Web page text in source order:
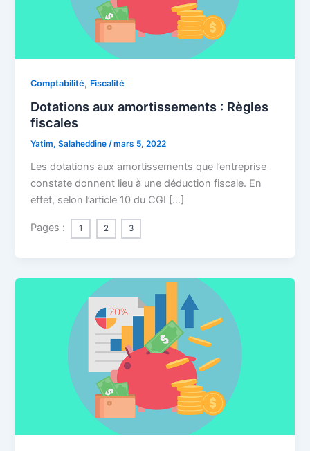
Comptabilité, Fiscalité
Dotations aux amortissements : Règles
fiscales
Yatim, Salaheddine/mars 5, 2022
Les dotations aux amortissements que l’entreprise
constate donnent lieu à une déduction fiscale. En
effet, selon l’article 10 du CGI […]
Pages : 1 2 3